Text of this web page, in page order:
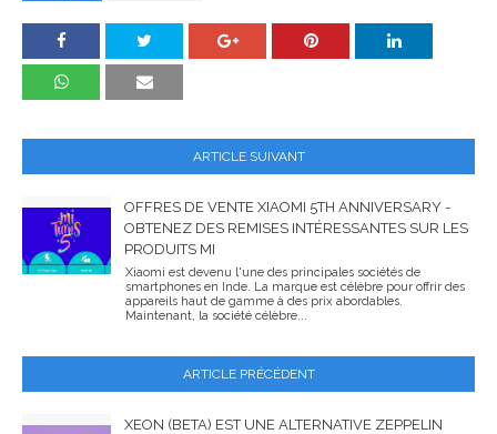
ARTICLE SUIVANT
OFFRES DE VENTE XIAOMI 5TH ANNIVERSARY -
OBTENEZ DES REMISES INTÉRESSANTES SUR LES
PRODUITS MI
Xiaomi est devenu l'une des principales sociétés de
smartphones en Inde. La marque est célèbre pour offrir des
appareils haut de gamme à des prix abordables.
Maintenant, la société célèbre...
ARTICLE PRÉCÉDENT
XEON (BETA) EST UNE ALTERNATIVE ZEPPELIN